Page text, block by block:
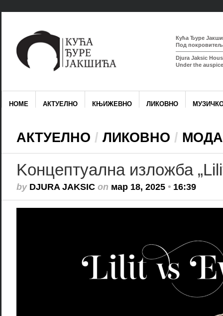
Кућа Ђуре
Под
Djura Jaksic
Under the
HOME АКТУЕЛНО КЊИЖЕВНО ЛИКОВНО
АКТУЕЛНО / ЛИКОВНО / МОДА
Kонцептуална изложба
by DJURA JAKSICon мар 18, 2025• 16:39